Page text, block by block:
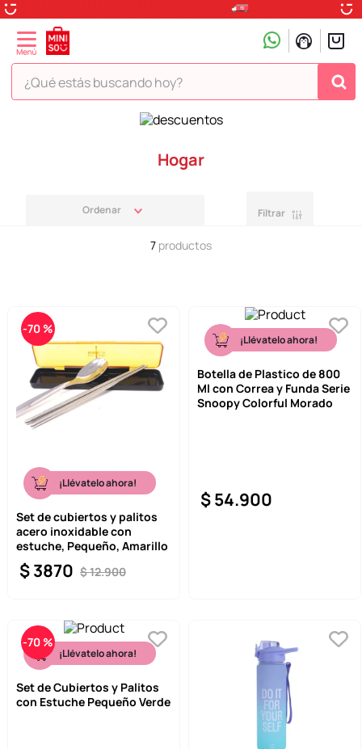
¿Qué estás buscando hoy?
Hogar
Filtrar
7 productos
-70 %
¡Llévatelo ahora!
Set de cubiertos y palitos
acero inoxidable con
estuche, Pequeño, Amarillo
$12.900
$3870
¡Llévatelo ahora!
Botella de Plastico de 800
Ml con Correa y Funda Serie
Snoopy Colorful Morado
$54.900
-70 %
¡Llévatelo ahora!
Set de Cubiertos y Palitos
con Estuche Pequeño Verde
TÉRMINOS MÁS BUSCADOS
7 .
termos
toy story
llaveros
10. one piece